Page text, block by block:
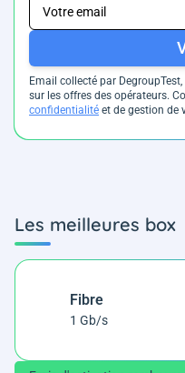
Email collecté par
sur les offres des opérateurs.
confidentialité et de gestion de
Les meilleures box
Fibre
1 Gb/s